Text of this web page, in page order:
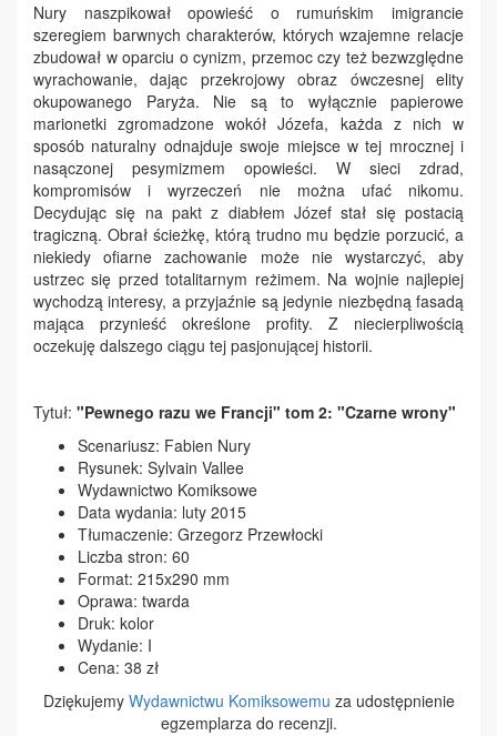
Nury naszpikował opowieść o rumuńskim imigrancie
szeregiem barwnych charakterów, których wzajemne relacje
zbudował w oparciu o cynizm, przemoc czy też bezwzględne
wyrachowanie, dając przekrojowy obraz ówczesnej elity
okupowanego Paryża. Nie są to wyłącznie papierowe
marionetki zgromadzone wokół Józefa, każda z nich w
sposób naturalny odnajduje swoje miejsce w tej mrocznej i
nasączonej pesymizmem opowieści. W sieci zdrad,
kompromisów i wyrzeczeń nie można ufać nikomu.
Decydując się na pakt z diabłem Józef stał się postacią
tragiczną. Obrał ścieżkę, którą trudno mu będzie porzucić, a
niekiedy ofiarne zachowanie może nie wystarczyć, aby
ustrzec się przed totalitarnym reżimem. Na wojnie najlepiej
wychodzą interesy, a przyjaźnie są jedynie niezbędną fasadą
mająca przynieść określone profity. Z niecierpliwością
oczekuję dalszego ciągu tej pasjonującej historii.
Tytuł: "Pewnego razu we Francji" tom 2: "Czarne wrony"
Scenariusz: Fabien Nury
Rysunek: Sylvain Vallee
Wydawnictwo Komiksowe
Data wydania: luty 2015
Tłumaczenie: Grzegorz Przewłocki
Liczba stron: 60
Format: 215x290 mm
Oprawa: twarda
Druk: kolor
Wydanie: I
Cena: 38 zł
Dziękujemy Wydawnictwu Komiksowemu za udostępnienie
egzemplarza do recenzji.